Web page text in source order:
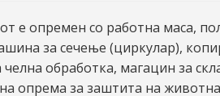
е опремен со работна маса,
за сечење (циркулар),
челна обработка, магацин за
опрема за заштита на